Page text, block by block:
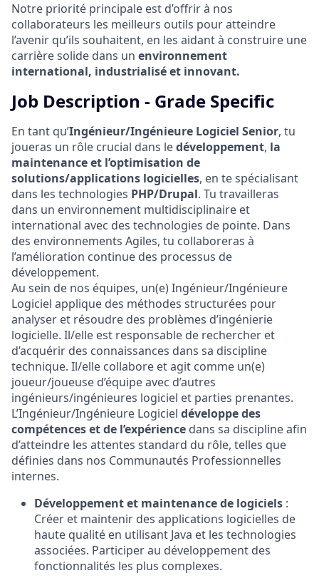
Notre priorité principale est d’offrir à nos
collaborateurs les meilleurs outils pour atteindre
l’avenir qu’ils souhaitent, en les aidant à construire une
carrière solide dans un environnement
international, industrialisé et innovant.
Job Description - Grade Specific
En tant qu’Ingénieur/Ingénieure Logiciel Senior, tu
joueras un rôle crucial dans ledéveloppement, la
maintenance et l’optimisation de
solutions/applications logicielles, en te spécialisant
dans les technologies PHP/Drupal. Tu travailleras
dans un environnement multidisciplinaire et
international avec des technologies de pointe. Dans
des environnements Agiles, tu collaboreras à
l’amélioration continue des processus de
développement.
Au sein de nos équipes, un(e) Ingénieur/Ingénieure
Logiciel applique des méthodes structurées pour
analyser et résoudre des problèmes d’ingénierie
logicielle. Il/elle est responsable de rechercher et
d’acquérir des connaissances dans sa discipline
technique. Il/elle collabore et agit comme un(e)
joueur/joueuse d’équipe avec d’autres
ingénieurs/ingénieures logiciel et parties prenantes.
L’Ingénieur/Ingénieure Logiciel développe des
compétences et de l’expérience dans sa discipline afin
d’atteindre les attentes standard du rôle, telles que
définies dans nos Communautés Professionnelles
internes.
Développement et maintenance de logiciels :
Créer et maintenir des applications logicielles de
haute qualité en utilisant Java et les technologies
associées. Participer au développement des
fonctionnalités les plus complexes.